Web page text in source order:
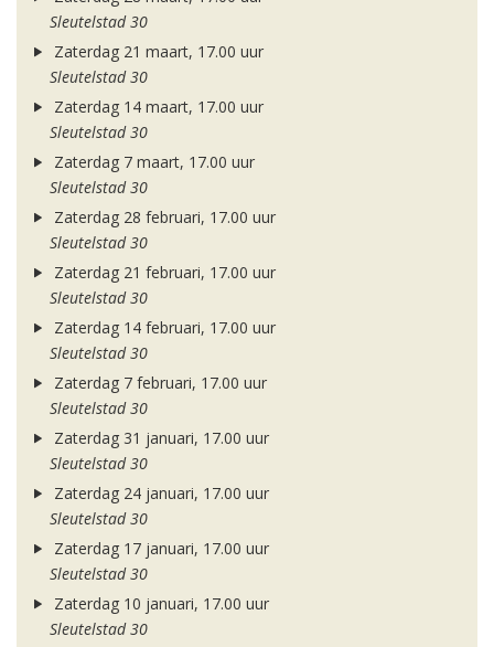
Sleutelstad 30
Zaterdag 21 maart, 17.00 uur
Sleutelstad 30
Zaterdag 14 maart, 17.00 uur
Sleutelstad 30
Zaterdag 7 maart, 17.00 uur
Sleutelstad 30
Zaterdag 28 februari, 17.00 uur
Sleutelstad 30
Zaterdag 21 februari, 17.00 uur
Sleutelstad 30
Zaterdag 14 februari, 17.00 uur
Sleutelstad 30
Zaterdag 7 februari, 17.00 uur
Sleutelstad 30
Zaterdag 31 januari, 17.00 uur
Sleutelstad 30
Zaterdag 24 januari, 17.00 uur
Sleutelstad 30
Zaterdag 17 januari, 17.00 uur
Sleutelstad 30
Zaterdag 10 januari, 17.00 uur
Sleutelstad 30